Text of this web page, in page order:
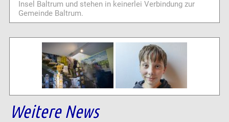
Insel Baltrum und stehen in keinerlei Verbindung zur
Gemeinde Baltrum.
Weitere News